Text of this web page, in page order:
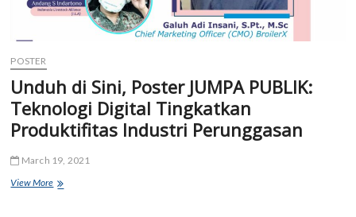
ISAINI
POSTER
Unduh di Sini, Poster JUMPA PUBLIK:
Teknologi Digital Tingkatkan
Produktifitas Industri Perunggasan
March 19, 2021
View MoreUnduh